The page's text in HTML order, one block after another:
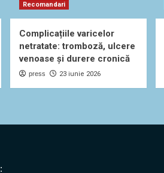
Recomandari
Complicațiile varicelor
netratate: tromboză, ulcere
venoase și durere cronică
press 23 iunie 2026
: